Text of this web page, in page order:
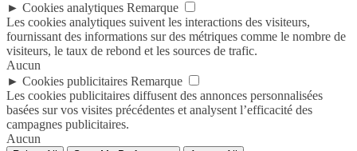
► Cookies analytiques Remarque
Les cookies analytiques suivent les interactions des visiteurs,
fournissant des informations sur des métriques comme le nombre de
visiteurs, le taux de rebond et les sources de trafic.
Aucun
► Cookies publicitaires Remarque
Les cookies publicitaires diffusent des annonces personnalisées
basées sur vos visites précédentes et analysent l’efficacité des
campagnes publicitaires.
Aucun